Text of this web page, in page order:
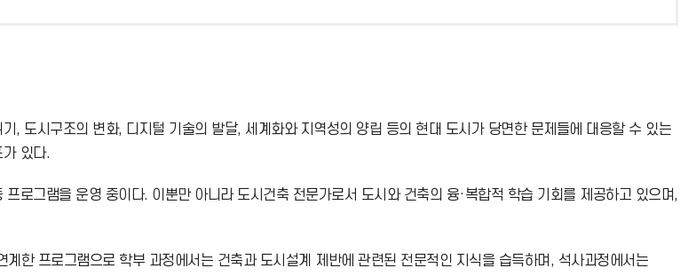
, 도시구조의 변화, 디지털 기술의 발달, 세계화와 지역성의 양립 등의 현대 도시가 당면한 문제들에 대응할 수 있는
있다.
로그램을 운영 중이다. 이뿐만 아니라 도시건축 전문가로서 도시와 건축의 융·복합적 학습 기회를 제공하고 있으며,
한 프로그램으로 학부 과정에서는 건축과 도시설계 제반에 관련된 전문적인 지식을 습득하며, 석사과정에서는